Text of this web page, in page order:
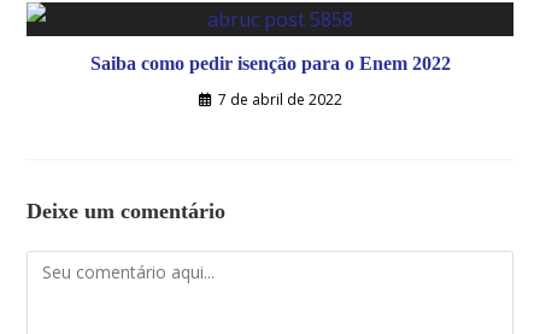
Saiba como pedir isenção para o Enem 2022
7 de abril de 2022
Deixe um comentário